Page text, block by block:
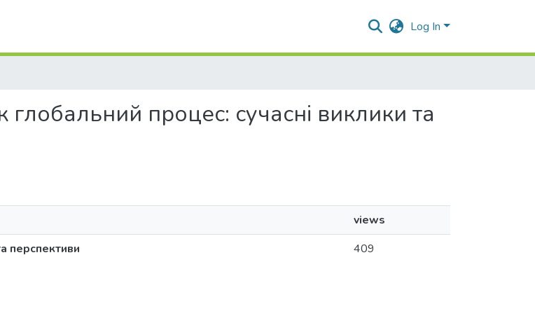
Log In
процес: сучасні виклики та
views
перспективи
409